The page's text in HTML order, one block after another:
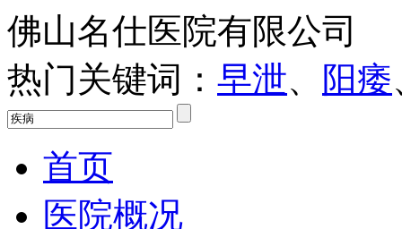
佛山名仕医院有限公司
热门关键词： 早泄、 阳痿
首页
医院概况